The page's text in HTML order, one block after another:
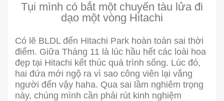
Tụi mình có bắt một chuyến tàu lửa đi
dạo một vòng Hitachi
Có lẽ BLDL đến Hitachi Park hoàn toàn sai thời
điểm. Giữa Tháng 11 là lúc hầu hết các loài hoa
đẹp tại Hitachi kết thúc quá trình sống. Lúc đó,
hai đứa mới ngộ ra vì sao công viên lại vắng
người đến vậy haha. Qua sai lầm nghiêm trọng
này, chúng mình cần phải rút kinh nghiệm